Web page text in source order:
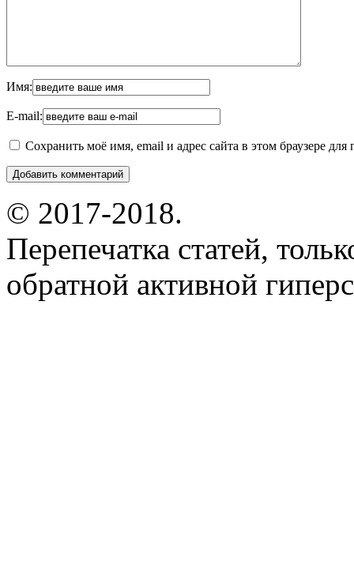
Имя:
E-mail:
Сохранить моё имя, email и адрес сайта в этом браузере
© 2017-2018.
Перепечатка статей,
обратной активной